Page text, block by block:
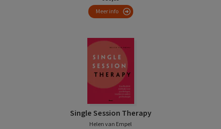
Meer info
Single Session Therapy
Helen van Empel